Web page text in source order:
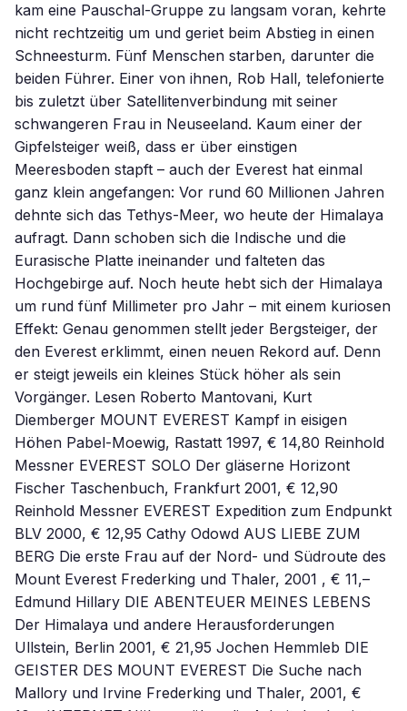
kam eine Pauschal-Gruppe zu langsam voran, kehrte
nicht rechtzeitig um und geriet beim Abstieg in einen
Schneesturm. Fünf Menschen starben, darunter die
beiden Führer. Einer von ihnen, Rob Hall, telefonierte
bis zuletzt über Satellitenverbindung mit seiner
schwangeren Frau in Neuseeland. Kaum einer der
Gipfelsteiger weiß, dass er über einstigen
Meeresboden stapft – auch der Everest hat einmal
ganz klein angefangen: Vor rund 60 Millionen Jahren
dehnte sich das Tethys-Meer, wo heute der Himalaya
aufragt. Dann schoben sich die Indische und die
Eurasische Platte ineinander und falteten das
Hochgebirge auf. Noch heute hebt sich der Himalaya
um rund fünf Millimeter pro Jahr – mit einem kuriosen
Effekt: Genau genommen stellt jeder Bergsteiger, der
den Everest erklimmt, einen neuen Rekord auf. Denn
er steigt jeweils ein kleines Stück höher als sein
Vorgänger. Lesen Roberto Mantovani, Kurt
Diemberger MOUNT EVEREST Kampf in eisigen
Höhen Pabel-Moewig, Rastatt 1997, € 14,80 Reinhold
Messner EVEREST SOLO Der gläserne Horizont
Fischer Taschenbuch, Frankfurt 2001, € 12,90
Reinhold Messner EVEREST Expedition zum Endpunkt
BLV 2000, € 12,95 Cathy Odowd AUS LIEBE ZUM
BERG Die erste Frau auf der Nord- und Südroute des
Mount Everest Frederking und Thaler, 2001 , € 11,–
Edmund Hillary DIE ABENTEUER MEINES LEBENS
Der Himalaya und andere Herausforderungen
Ullstein, Berlin 2001, € 21,95 Jochen Hemmleb DIE
GEISTER DES MOUNT EVEREST Die Suche nach
Mallory und Irvine Frederking und Thaler, 2001, €